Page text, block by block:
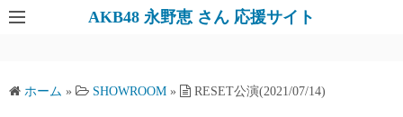
AKB48 永野恵 さん 応援サイト
ホーム » SHOWROOM » RESET公演(2021/07/14)